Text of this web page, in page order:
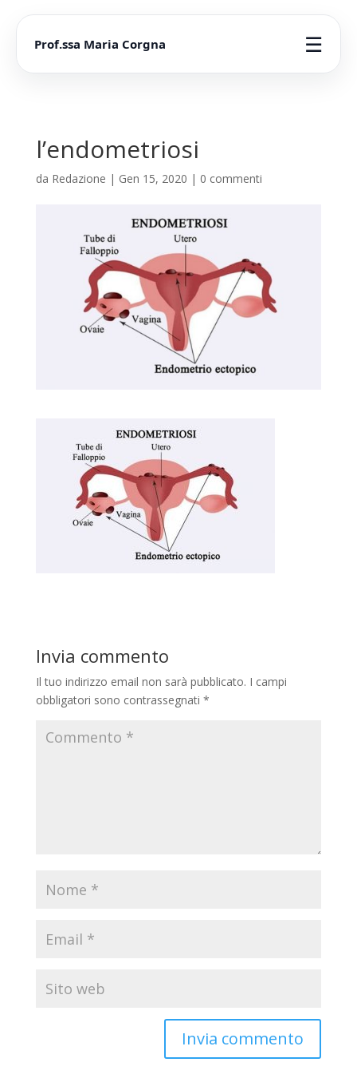
Prof.ssa Maria Corgna ☰
l’endometriosi
da Redazione | Gen 15, 2020 | 0 commenti
Invia commento
Il tuo indirizzo email non sarà pubblicato. I campi
obbligatori sono contrassegnati *